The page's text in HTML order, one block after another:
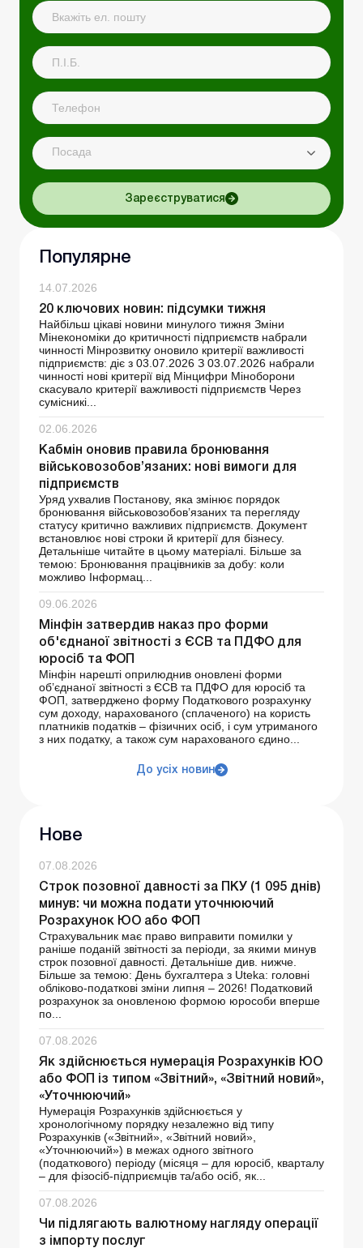
Посада
Зареєструватися
Популярне
14.07.2026
20 ключових новин: підсумки тижня
Найбільш цікаві новини минулого тижня Зміни
Мінекономіки до критичності підприємств набрали
чинності Мінрозвитку оновило критерії важливості
підприємств: діє з 03.07.2026 З 03.07.2026 набрали
чинності нові критерії від Мінцифри Міноборони
скасувало критерії важливості підприємств Через
сумісникі...
02.06.2026
Кабмін оновив правила бронювання
військовозобов’язаних: нові вимоги для
підприємств
Уряд ухвалив Постанову, яка змінює порядок
бронювання військовозобов’язаних та перегляду
статусу критично важливих підприємств. Документ
встановлює нові строки й критерії для бізнесу.
Детальніше читайте в цьому матеріалі. Більше за
темою: Бронювання працівників за добу: коли
можливо Інформац...
09.06.2026
Мінфін затвердив наказ про форми
об'єднаної звітності з ЄСВ та ПДФО для
юросіб та ФОП
Мінфін нарешті оприлюднив оновлені форми
об’єднаної звітності з ЄСВ та ПДФО для юросіб та
ФОП, затверджено форму Податкового розрахунку
сум доходу, нарахованого (сплаченого) на користь
платників податків – фізичних осіб, і сум утриманого
з них податку, а також сум нарахованого єдино...
До усіх новин
Нове
07.08.2026
Строк позовної давності за ПКУ (1 095 днів)
минув: чи можна подати уточнюючий
Розрахунок ЮО або ФОП
Страхувальник має право виправити помилки у
раніше поданій звітності за періоди, за якими минув
строк позовної давності. Детальніше див. нижче.
Більше за темою: День бухгалтера з Uteka: головні
обліково-податкові зміни липня – 2026! Податковий
розрахунок за оновленою формою юрособи вперше
по...
07.08.2026
Як здійснюється нумерація Розрахунків ЮО
або ФОП із типом «Звітний», «Звітний новий»,
«Уточнюючий»
Нумерація Розрахунків здійснюється у
хронологічному порядку незалежно від типу
Розрахунків («Звітний», «Звітний новий»,
«Уточнюючий») в межах одного звітного
(податкового) періоду (місяця – для юросіб, кварталу
– для фізосіб-підприємців та/або осіб, як...
07.08.2026
Чи підлягають валютному нагляду операції
з імпорту послуг